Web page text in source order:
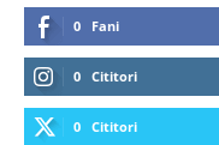
0 Fani
0 Cititori
0 Cititori